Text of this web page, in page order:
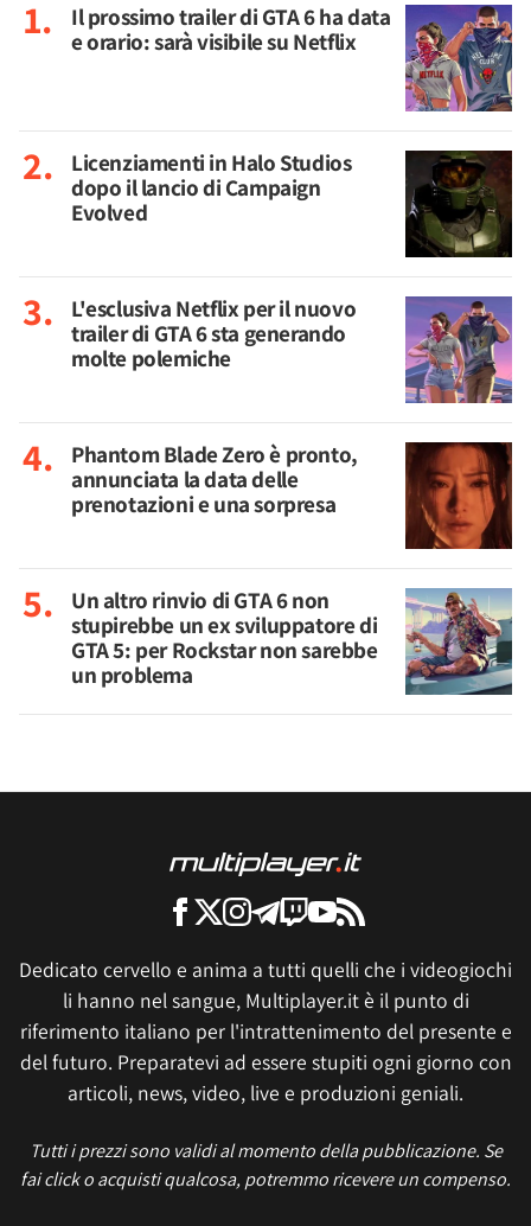
Il prossimo trailer di GTA 6 ha data
e orario: sarà visibile su Netflix
Licenziamenti in Halo Studios
dopo il lancio di Campaign
Evolved
L'esclusiva Netflix per il nuovo
trailer di GTA 6 sta generando
molte polemiche
Phantom Blade Zero è pronto,
annunciata la data delle
prenotazioni e una sorpresa
Un altro rinvio di GTA 6 non
stupirebbe un ex sviluppatore di
GTA 5: per Rockstar non sarebbe
un problema
Dedicato cervello e anima a tutti quelli che i videogiochi
li hanno nel sangue, Multiplayer.it è il punto di
riferimento italiano per l'intrattenimento del presente e
del futuro. Preparatevi ad essere stupiti ogni giorno con
articoli, news, video, live e produzioni geniali.
Tutti i prezzi sono validi al momento della pubblicazione. Se
fai click o acquisti qualcosa, potremmo ricevere un compenso.